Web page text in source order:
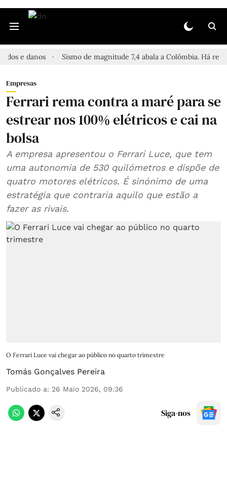
Sismo de magnitude 7,4 abala a Colômbia. Há relatos de
Empresas
Ferrari rema contra a maré para se
estrear nos 100% elétricos e cai na
bolsa
A empresa apresentou o Ferrari Luce, que tem
uma autonomia de 530 quilómetros e dispõe de
quatro motores elétricos. É sinónimo de uma
estratégia que contraria aquilo que estão a
fazer as rivais.
O Ferrari Luce vai chegar ao público no quarto trimestre
Tomás Gonçalves Pereira
Publicado a: 26 Maio 2026, 09:36
Siga-nos